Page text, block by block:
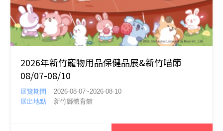
2026年新竹寵物用品保健品展&新竹喵節
08/07-08/10
展覽期間
2026-08-07~2026-08-10
展出地點
新竹縣體育館